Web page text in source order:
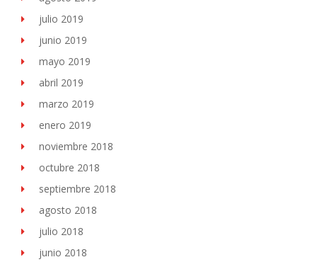
julio 2019
junio 2019
mayo 2019
abril 2019
marzo 2019
enero 2019
noviembre 2018
octubre 2018
septiembre 2018
agosto 2018
julio 2018
junio 2018